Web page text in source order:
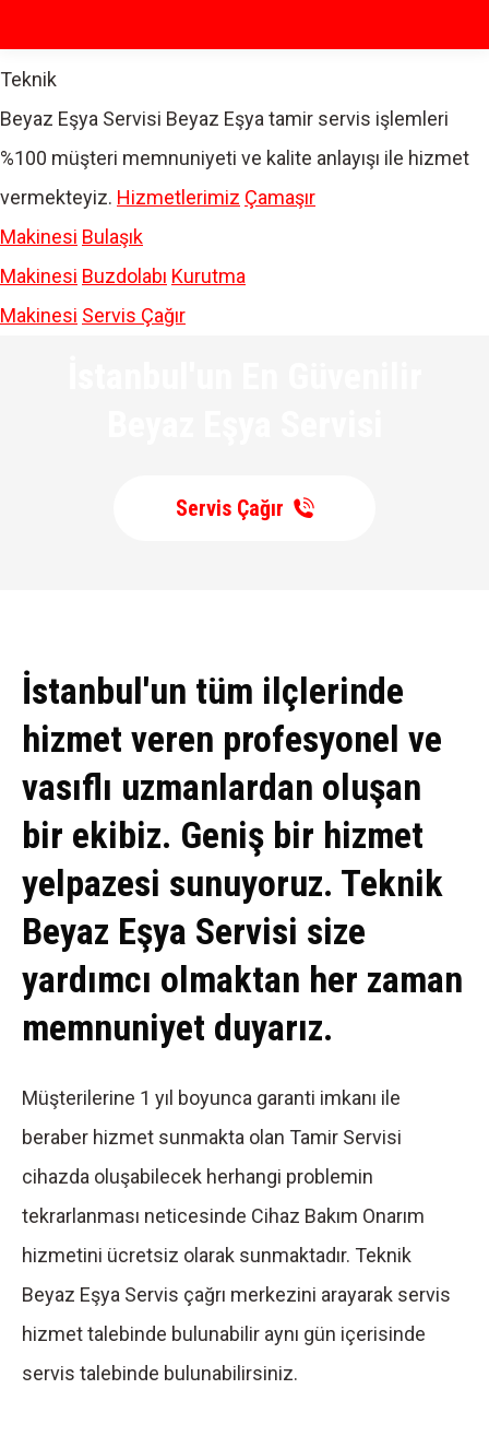
Teknik
Beyaz Eşya Servisi Beyaz Eşya tamir servis işlemleri
%100 müşteri memnuniyeti ve kalite anlayışı ile hizmet
vermekteyiz. Hizmetlerimiz Çamaşır
Makinesi Bulaşık
Makinesi Buzdolabı Kurutma
Makinesi Servis Çağır
Servis Çağır
İstanbul'un tüm ilçlerinde
hizmet veren profesyonel ve
vasıflı uzmanlardan oluşan
bir ekibiz. Geniş bir hizmet
yelpazesi sunuyoruz. Teknik
Beyaz Eşya Servisi size
yardımcı olmaktan her zaman
memnuniyet duyarız.
Müşterilerine 1 yıl boyunca garanti imkanı ile
beraber hizmet sunmakta olan Tamir Servisi
cihazda oluşabilecek herhangi problemin
tekrarlanması neticesinde Cihaz Bakım Onarım
hizmetini ücretsiz olarak sunmaktadır. Teknik
Beyaz Eşya Servis çağrı merkezini arayarak servis
hizmet talebinde bulunabilir aynı gün içerisinde
servis talebinde bulunabilirsiniz.